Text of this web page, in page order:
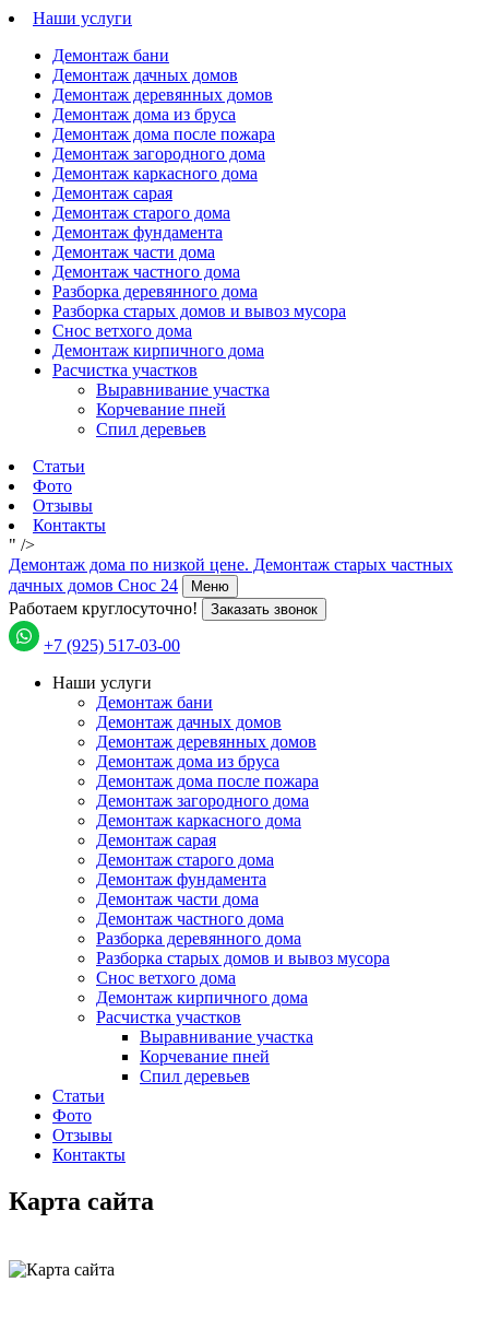
Наши услуги
Демонтаж бани
Демонтаж дачных домов
Демонтаж деревянных домов
Демонтаж дома из бруса
Демонтаж дома после пожара
Демонтаж загородного дома
Демонтаж каркасного дома
Демонтаж сарая
Демонтаж старого дома
Демонтаж фундамента
Демонтаж части дома
Демонтаж частного дома
Разборка деревянного дома
Разборка старых домов и вывоз мусора
Снос ветхого дома
Демонтаж кирпичного дома
Расчистка участков
Выравнивание участка
Корчевание пней
Спил деревьев
Статьи
Фото
Отзывы
Контакты
" />
Демонтаж дома по низкой цене. Демонтаж старых частных
дачных домов Снос 24
Меню
Работаем круглосуточно! Заказать звонок
+7 (925) 517-03-00
Наши услуги
Демонтаж бани
Демонтаж дачных домов
Демонтаж деревянных домов
Демонтаж дома из бруса
Демонтаж дома после пожара
Демонтаж загородного дома
Демонтаж каркасного дома
Демонтаж сарая
Демонтаж старого дома
Демонтаж фундамента
Демонтаж части дома
Демонтаж частного дома
Разборка деревянного дома
Разборка старых домов и вывоз мусора
Снос ветхого дома
Демонтаж кирпичного дома
Расчистка участков
Выравнивание участка
Корчевание пней
Спил деревьев
Статьи
Фото
Отзывы
Контакты
Карта сайта